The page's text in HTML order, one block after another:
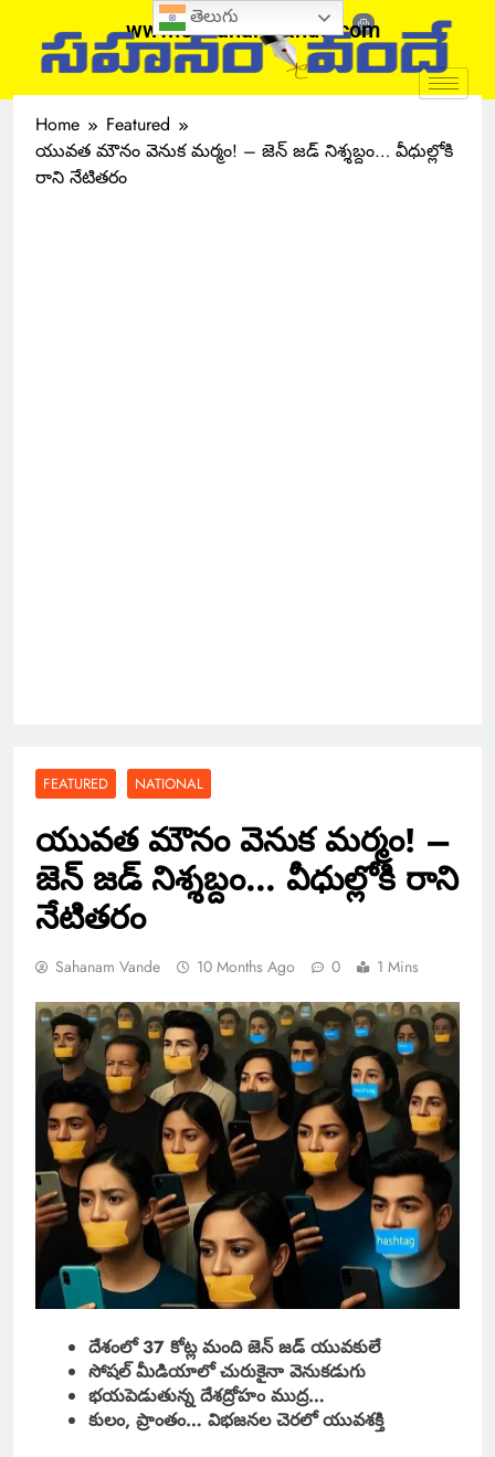
www.sahanamvande.com
Home
Featured
యువత మౌనం వెనుక మర్మం! – జెన్ జడ్ నిశ్శబ్దం… వీధుల్లోకి
రాని నేటితరం
FEATURED NATIONAL
యువత మౌనం వెనుక మర్మం! –
జెన్ జడ్ నిశ్శబ్దం… వీధుల్లోకి రాని
నేటితరం
Sahanam Vande 10 Months Ago 0 1 Mins
దేశంలో 37 కోట్ల మంది జెన్ జడ్ యువకులే
సోషల్ మీడియాలో చురుకైనా వెనుకడుగు
భయపెడుతున్న దేశద్రోహం ముద్ర…
కులం, ప్రాంతం… విభజనల చెరలో యువశక్తి
తెలుగు